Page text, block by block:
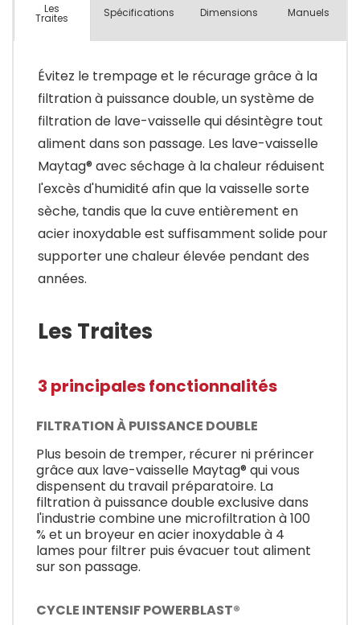
Les
Traites Spécifications Dimensions Manuels
Évitez le trempage et le récurage grâce à la
filtration à puissance double, un système de
filtration de lave-vaisselle qui désintègre tout
aliment dans son passage. Les lave-vaisselle
Maytag® avec séchage à la chaleur réduisent
l'excès d'humidité afin que la vaisselle sorte
sèche, tandis que la cuve entièrement en
acier inoxydable est suffisamment solide pour
supporter une chaleur élevée pendant des
années.
Les Traites
3 principales fonctionnalités
FILTRATION À PUISSANCE DOUBLE
Plus besoin de tremper, récurer ni prérincer
grâce aux lave-vaisselle Maytag® qui vous
dispensent du travail préparatoire. La
filtration à puissance double exclusive dans
l'industrie combine une microfiltration à 100
% et un broyeur en acier inoxydable à 4
lames pour filtrer puis évacuer tout aliment
sur son passage.
CYCLE INTENSIF POWERBLAST®